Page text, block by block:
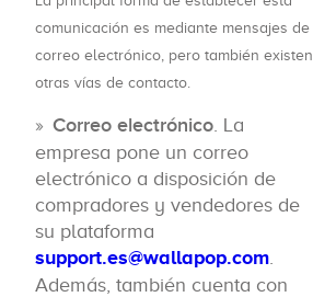
comunicación es mediante mensajes de
correo electrónico, pero también existen
otras vías de contacto.
Correo electrónico . La
empresa pone un correo
electrónico a disposición de
compradores y vendedores de
su plataforma
support.es@wallapop.com
Además, también cuenta con